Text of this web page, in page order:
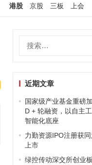
港股
京股 三板 上会
近期文章
国家级产业基金重磅
D + 轮融资，以自主
智能化底座
力勤资源IPO注册获
上市
绿控传动深交所创业